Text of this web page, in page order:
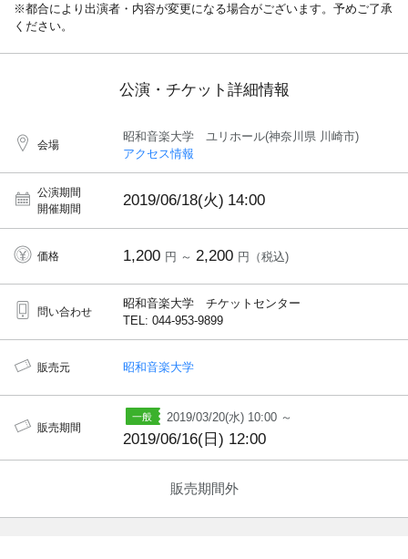
※都合により出演者・内容が変更になる場合がございます。予めご了承
ください。
公演・チケット詳細情報
会場
昭和音楽大学 ユリホール(神奈川県 川崎市)
アクセス情報
公演期間
開催期間
2019/06/18(火) 14:00
価格 1,200 円 ～ 2,200 円（税込)
問い合わせ
昭和音楽大学 チケットセンター
TEL: 044-953-9899
販売元 昭和音楽大学
販売期間
2019/03/20(水) 10:00 ～
2019/06/16(日) 12:00
販売期間外